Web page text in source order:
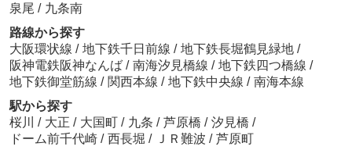
泉尾 / 九条南
路線から探す
大阪環状線 / 地下鉄千日前線 / 地下鉄長堀鶴見緑地 /
阪神電鉄阪神なんば / 南海汐見橋線 / 地下鉄四つ橋線 /
地下鉄御堂筋線 / 関西本線 / 地下鉄中央線 / 南海本線
駅から探す
桜川
/ 大正 / 大国町 / 九条 / 芦原橋 / 汐見橋 /
ドーム前千代崎 / 西長堀 / ＪＲ難波 / 芦原町